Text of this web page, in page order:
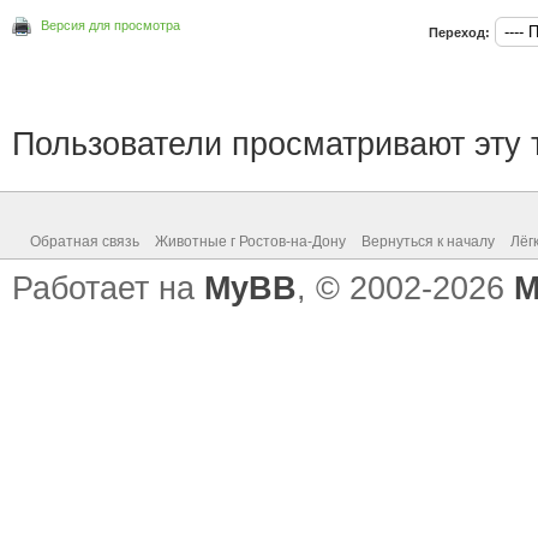
Версия для просмотра Переход:
Пользователи просматривают эту
Обратная связь Животные г Ростов-на-Дону Вернуться к началу
Работает на MyBB, © 2002-2026